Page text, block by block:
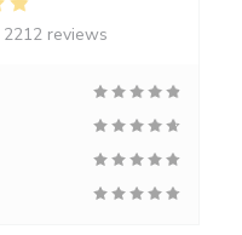
2212 reviews